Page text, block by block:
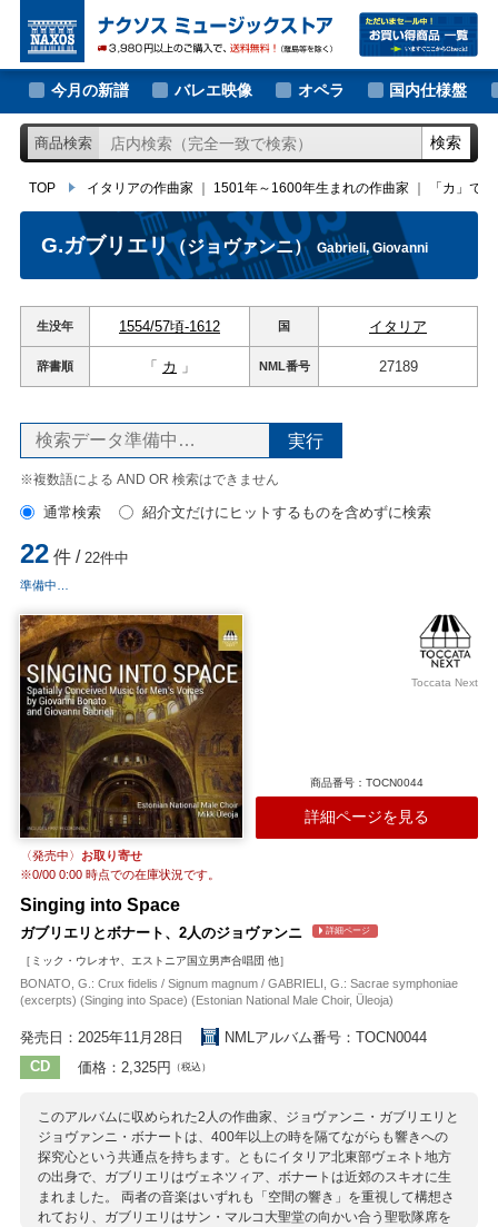
大作曲家の新譜
著名作曲家の新譜
マイナー作曲家の新譜
月別新譜一覧
今月の新譜 バレエ映像 オペラ 国内仕様盤
商品検索 検索
TOP イタリアの作曲家 1501年～1600年生まれの作曲家 「カ」で
TOP イタリアの作曲家｜1501年～1600年生まれの作曲家｜「カ」では
G.ガブリエリ（ジョヴァンニ） Gabrieli, Giovanni
生没年 1554/57頃-1612 国 イタリア
辞書順 「 カ 」 NML番号 27189
※複数語による AND OR 検索はできません
通常検索 紹介文だけにヒットするものを含めずに検索
22件 / 22件中
準備中…
Toccata Next
商品番号：TOCN0044
詳細ページを見る
〈発売中〉 お取り寄せ
※0/00 0:00時点での在庫状況です。
Singing into Space
ガブリエリとボナート、2人のジョヴァンニ 詳細ページ
［ミック・ウレオヤ、エストニア国立男声合唱団 他］
BONATO, G.: Crux fidelis / Signum magnum / GABRIELI, G.: Sacrae symphoniae
(excerpts) (Singing into Space) (Estonian National Male Choir, Üleoja)
発売日：2025年11月28日
NMLアルバム番号：TOCN0044
CD
価格：2,325円 （税込）
このアルバムに収められた2人の作曲家、ジョヴァンニ・ガブリエリと
ジョヴァンニ・ボナートは、400年以上の時を隔てながらも響きへの
探究心という共通点を持ちます。ともにイタリア北東部ヴェネト地方
の出身で、ガブリエリはヴェネツィア、ボナートは近郊のスキオに生
まれました。 両者の音楽はいずれも「空間の響き」を重視して構想さ
れており、ガブリエリはサン・マルコ大聖堂の向かい合う聖歌隊席を